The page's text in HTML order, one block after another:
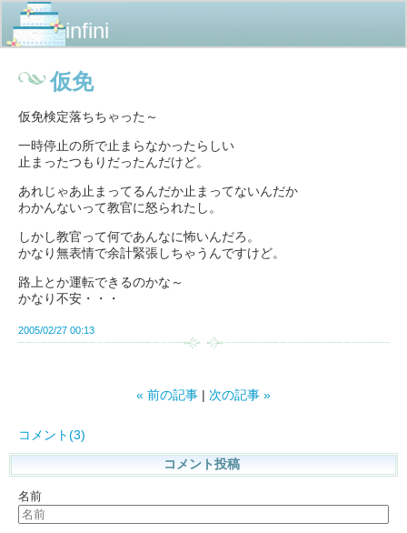
infini
仮免
仮免検定落ちちゃった～
一時停止の所で止まらなかったらしい
止まったつもりだったんだけど。
あれじゃあ止まってるんだか止まってないんだか
わかんないって教官に怒られたし。
しかし教官って何であんなに怖いんだろ。
かなり無表情で余計緊張しちゃうんですけど。
路上とか運転できるのかな～
かなり不安・・・
2005/02/27 00:13
« 前の記事 次の記事 »
コメント(3)
コメント投稿
名前